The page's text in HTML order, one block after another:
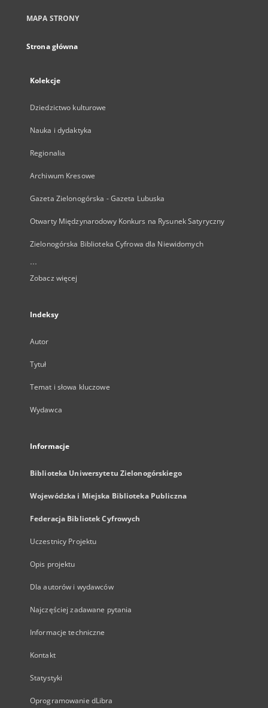
MAPA STRONY
Strona główna
Kolekcje
Dziedzictwo kulturowe
Nauka i dydaktyka
Regionalia
Archiwum Kresowe
Gazeta Zielonogórska - Gazeta Lubuska
Otwarty Międzynarodowy Konkurs na Rysunek Satyryczny
Zielonogórska Biblioteka Cyfrowa dla Niewidomych
...
Zobacz więcej
Indeksy
Autor
Tytuł
Temat i słowa kluczowe
Wydawca
Informacje
Biblioteka Uniwersytetu Zielonogórskiego
Wojewódzka i Miejska Biblioteka Publiczna
Federacja Bibliotek Cyfrowych
Uczestnicy Projektu
Opis projektu
Dla autorów i wydawców
Najczęściej zadawane pytania
Informacje techniczne
Kontakt
Statystyki
Oprogramowanie dLibra